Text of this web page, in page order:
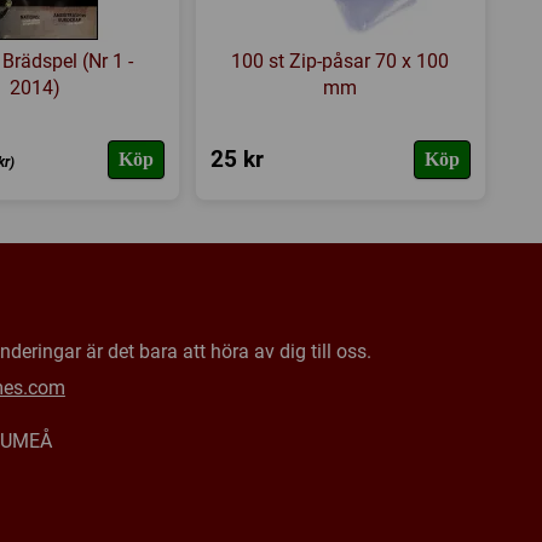
(Nr 1 -
2014)
Köp
100 st Zip-påsar 70 x 100
mm
25 kr Köp
är det bara att höra av dig till oss.